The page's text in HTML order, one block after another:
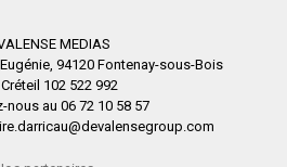
MEDIAS
94120 Fontenay-sous-Bois
Créteil 102 522 992
nous au 06 72 10 58 57